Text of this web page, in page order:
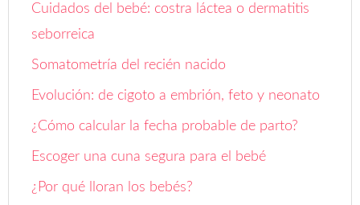
Cuidados del bebé: costra láctea o dermatitis
seborreica
Somatometría del recién nacido
Evolución: de cigoto a embrión, feto y neonato
¿Cómo calcular la fecha probable de parto?
Escoger una cuna segura para el bebé
¿Por qué lloran los bebés?